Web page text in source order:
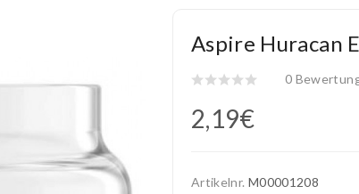
Aspire Huracan
0
2,19€
Artikelnr. M00001208